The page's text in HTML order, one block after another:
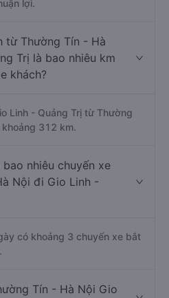
lợi.
từ Thường Tín - Hà
Trị là bao nhiêu km
khách?
Linh - Quảng Trị từ Thường
312 km.
nhiêu chuyến xe
Nội đi Gio Linh -
có khoảng 3 chuyến xe bắt
Tín - Hà Nội Gio